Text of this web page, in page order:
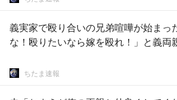
義実家で殴り合いの兄弟喧嘩が始まっ
な！殴りたいなら嫁を殴れ！」と義両
ちたま速報